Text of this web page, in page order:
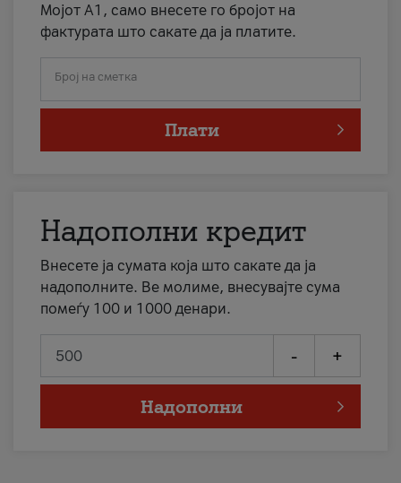
Мојот А1, само внесете го бројот на
фактурата што сакате да ја платите.
Број на сметка
Плати
Надополни кредит
Внесете ја сумата која што сакате да ја
надополните. Ве молиме, внесувајте сума
помеѓу 100 и 1000 денари.
- +
Надополни